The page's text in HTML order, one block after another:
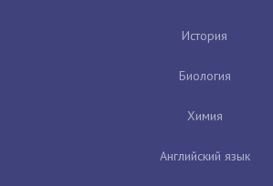
История
Биология
Химия
Английский язык